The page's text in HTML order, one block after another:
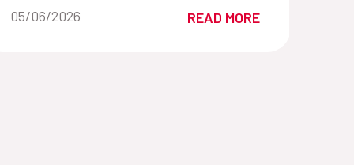
2026–2030
Date of the news::
05/06/2026 READ MORE